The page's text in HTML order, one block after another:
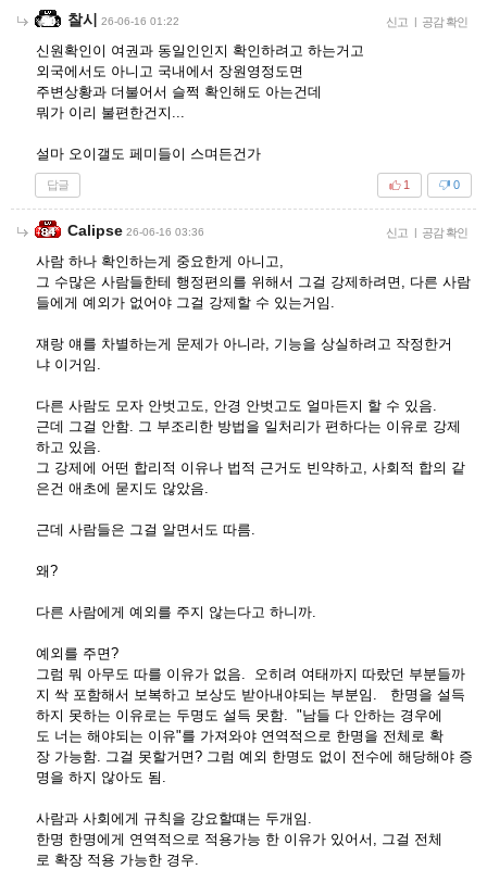
찰시 26-06-16 01:22 신고 | 공감 확인
신원확인이 여권과 동일인인지 확인하려고 하는거고
외국에서도 아니고 국내에서 장원영정도면
주변상황과 더불어서 슬쩍 확인해도 아는건데
뭐가 이리 불편한건지...
설마 오이갤도 페미들이 스며든건가
답글 0
1
Calipse 26-06-16 03:36 신고 | 공감 확인
사람 하나 확인하는게 중요한게 아니고,
그 수많은 사람들한테 행정편의를 위해서 그걸 강제하려면, 다른 사람
들에게 예외가 없어야 그걸 강제할 수 있는거임.
쟤랑 얘를 차별하는게 문제가 아니라, 기능을 상실하려고 작정한거
냐 이거임.
다른 사람도 모자 안벗고도, 안경 안벗고도 얼마든지 할 수 있음.
근데 그걸 안함. 그 부조리한 방법을 일처리가 편하다는 이유로 강제
하고 있음.
그 강제에 어떤 합리적 이유나 법적 근거도 빈약하고, 사회적 합의 같
은건 애초에 묻지도 않았음.
근데 사람들은 그걸 알면서도 따름.
왜?
다른 사람에게 예외를 주지 않는다고 하니까.
예외를 주면?
그럼 뭐 아무도 따를 이유가 없음. 오히려 여태까지 따랐던 부분들까
지 싹 포함해서 보복하고 보상도 받아내야되는 부분임. 한명을 설득
하지 못하는 이유로는 두명도 설득 못함. "남들 다 안하는 경우에
도 너는 해야되는 이유"를 가져와야 연역적으로 한명을 전체로 확
장 가능함. 그걸 못할거면? 그럼 예외 한명도 없이 전수에 해당해야 증
명을 하지 않아도 됨.
사람과 사회에게 규칙을 강요할떄는 두개임.
한명 한명에게 연역적으로 적용가능 한 이유가 있어서, 그걸 전체
로 확장 적용 가능한 경우.